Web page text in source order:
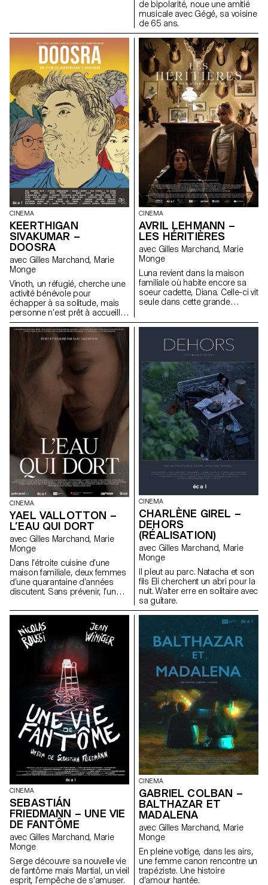
de bipolarité, noue une amitié
musicale avec Gégé, sa voisine
de 65 ans.
CINEMA
KEERTHIGAN
SIVAKUMAR –
DOOSRA
avec Gilles Marchand, Marie
Monge
Vinoth, un réfugié, cherche une
activité bénévole pour
échapper à sa solitude, mais
personne n’est prêt à accueillir
son aide.
CINEMA
AVRIL LEHMANN –
LES HÉRITIÈRES
avec Gilles Marchand, Marie
Monge
Luna revient dans la maison
familiale où habite encore sa
soeur cadette, Diana. Celle-ci vit
seule dans cette grande
de leur père.
CINEMA
YAEL VALLOTTON –
L’EAU QUI DORT
avec Gilles Marchand, Marie
Monge
Dans l’étroite cuisine d’une
maison familiale, deux femmes
d’une quarantaine d’années
discutent. Sans prévenir, l’une
l’autre.
CINEMA
CHARLÈNE GIREL –
DEHORS
(RÉALISATION)
avec Gilles Marchand, Marie
Monge
Il pleut au parc. Natacha et son
fils Eli cherchent un abri pour la
nuit. Walter erre en solitaire avec
sa guitare.
CINEMA
SEBASTIÁN
FRIEDMANN – UNE VIE
DE FANTÔME
avec Gilles Marchand, Marie
Monge
Serge découvre sa nouvelle vie
de fantôme mais Martial, un vieil
esprit, l’empêche de s’amuser.
CINEMA
GABRIEL COLBAN –
BALTHAZAR ET
MADALENA
avec Gilles Marchand, Marie
Monge
En pleine voltige, dans les airs,
une femme canon rencontre un
trapéziste. Une histoire
d’amour hantée.